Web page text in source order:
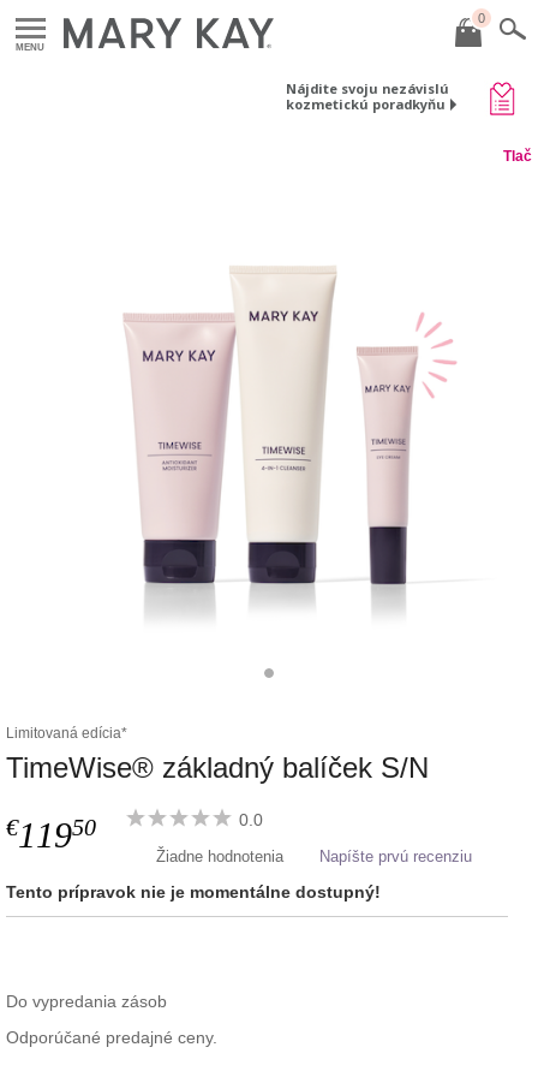
MENU
0
Nájdite svoju nezávislú
kozmetickú poradkyňu
Tlač
Limitovaná edícia*
TimeWise® základný balíček S/N
€11950 0.0
Žiadne hodnotenia Napíšte prvú recenziu
Tento prípravok nie je momentálne dostupný!
Do vypredania zásob
Odporúčané predajné ceny.